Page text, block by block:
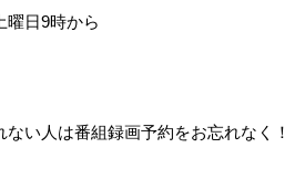
曜日9時から
い人は番組録画予約をお忘れなく！